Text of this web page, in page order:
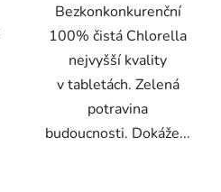
Bezkonkonkurenční
100% čistá Chlorella
nejvyšší kvality
v tabletách. Zelená
potravina
budoucnosti. Dokáže...